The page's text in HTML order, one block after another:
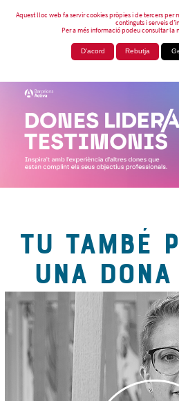
Aquest lloc web fa servir cookies pròpies i de tercers per
continguts i serveis
Per a més informació podeu consultar la
D'acord Rebutja
TU TAMBÉ
UNA